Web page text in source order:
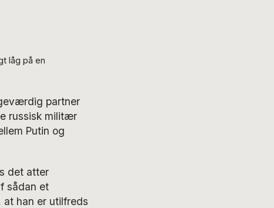
låg på en
partner
russisk militær
Putin og
det atter
sådan et
at han er utilfreds